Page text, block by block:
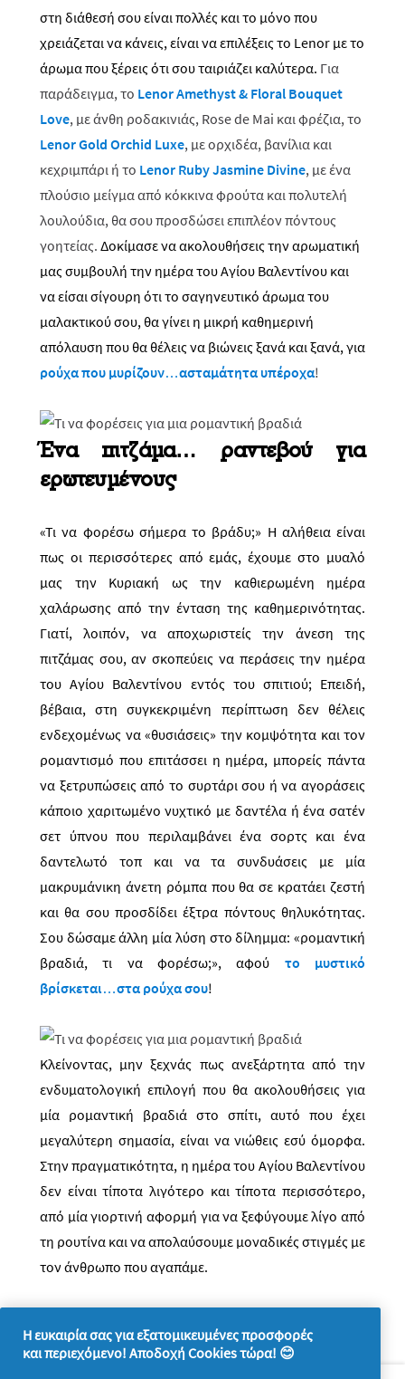
στη διάθεσή σου είναι πολλές και το μόνο που
χρειάζεται να κάνεις, είναι να επιλέξεις το Lenor με το
άρωμα που ξέρεις ότι σου ταιριάζει καλύτερα. Για
παράδειγμα, το LenorAmethyst& Floral Bouquet
Love, με άνθη ροδακινιάς, Rose de Mai και φρέζια, το
LenorGold Orchid Luxe, με ορχιδέα, βανίλια και
κεχριμπάρι ή το Lenor RubyJasmine Divine, με ένα
πλούσιο μείγμα από κόκκινα φρούτα και πολυτελή
λουλούδια, θα σου προσδώσει επιπλέον πόντους
γοητείας. Δοκίμασε να ακολουθήσεις την αρωματική
μας συμβουλή την ημέρα του Αγίου Βαλεντίνου και
να είσαι σίγουρη ότι το σαγηνευτικό άρωμα του
μαλακτικού σου, θα γίνει η μικρή καθημερινή
απόλαυση που θα θέλεις να βιώνεις ξανά και ξανά, για
ρούχα που μυρίζουν…ασταμάτητα υπέροχα!
Ένα πιτζάμα… ραντεβού για
ερωτευμένους
«Τι να φορέσω σήμερα το βράδυ;» Η αλήθεια είναι
πως οι περισσότερες από εμάς, έχουμε στο μυαλό
μας την Κυριακή ως την καθιερωμένη ημέρα
χαλάρωσης από την ένταση της καθημερινότητας.
Γιατί, λοιπόν, να αποχωριστείς την άνεση της
πιτζάμας σου, αν σκοπεύεις να περάσεις την ημέρα
του Αγίου Βαλεντίνου εντός του σπιτιού; Επειδή,
βέβαια, στη συγκεκριμένη περίπτωση δεν θέλεις
ενδεχομένως να «θυσιάσεις» την κομψότητα και τον
ρομαντισμό που επιτάσσει η ημέρα, μπορείς πάντα
να ξετρυπώσεις από το συρτάρι σου ή να αγοράσεις
κάποιο χαριτωμένο νυχτικό με δαντέλα ή ένα σατέν
σετ ύπνου που περιλαμβάνει ένα σορτς και ένα
δαντελωτό τοπ και να τα συνδυάσεις με μία
μακρυμάνικη άνετη ρόμπα που θα σε κρατάει ζεστή
και θα σου προσδίδει έξτρα πόντους θηλυκότητας.
Σου δώσαμε άλλη μία λύση στο δίλημμα: «ρομαντική
βραδιά, τι να φορέσω;»,αφού το μυστικό
βρίσκεται…στα ρούχα σου!
Κλείνοντας, μην ξεχνάς πως ανεξάρτητα από την
ενδυματολογική επιλογή που θα ακολουθήσεις για
μία ρομαντική βραδιά στο σπίτι, αυτό που έχει
μεγαλύτερη σημασία, είναι να νιώθεις εσύ όμορφα.
Στην πραγματικότητα, η ημέρα του Αγίου Βαλεντίνου
δεν είναι τίποτα λιγότερο και τίποτα περισσότερο,
από μία γιορτινή αφορμή για να ξεφύγουμε λίγο από
τη ρουτίνα και να απολαύσουμε μοναδικές στιγμές με
τον άνθρωπο που αγαπάμε.
Η ευκαιρία σας για εξατομικευμένες προσφορές
και περιεχόμενο! Αποδοχή Cookies τώρα! 😊